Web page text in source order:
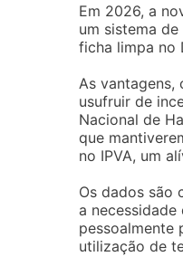
Em 2026, a
um sistema
ficha limpa no
As vantagens,
usufruir de
Nacional de
que
no IPVA, um
Os dados são
a
pessoalmente
utilização de